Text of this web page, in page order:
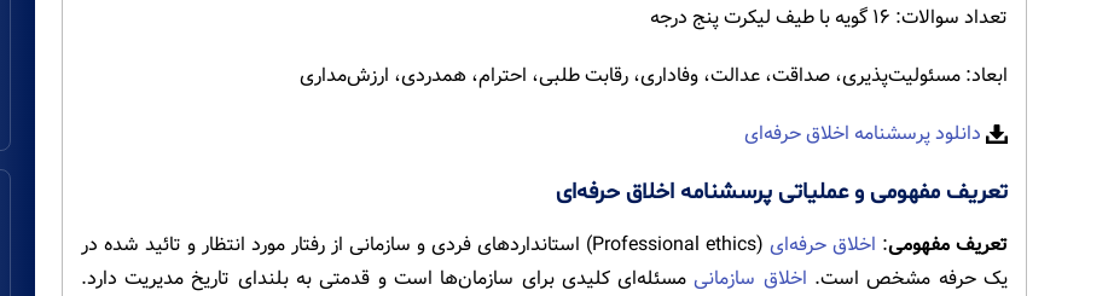
تعداد سوالات: ۱۶ گویه با طیف لیکرت پنج درجه
ابعاد: مسئولیت‌پذیری، صداقت، عدالت، وفاداری، رقابت طلبی، احترام، همدردی، ارزش‌مداری
دانلود پرسشنامه اخلاق حرفه‌ای
تعریف مفهومی و عملیاتی پرسشنامه اخلاق حرفه‌ای
تعریف مفهومی: اخلاق حرفه‌ای
(Professional ethics) استانداردهای فردی و سازمانی از رفتار مورد انتظار و تائید شده در
یک حرفه مشخص است. اخلاق سازمانیمسئله‌ای کلیدی برای سازمان‌ها است و قدمتی به بلندای تاریخ مدیریت دارد.